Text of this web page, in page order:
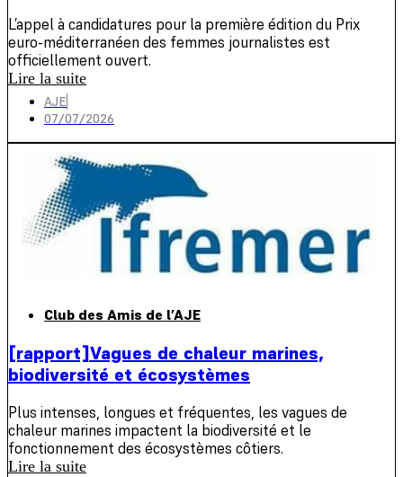
L’appel à candidatures pour la première édition du Prix
euro-méditerranéen des femmes journalistes est
officiellement ouvert.
Lire la suite
AJE
07/07/2026
Club des Amis de l’AJE
[rapport]Vagues de chaleur marines,
biodiversité et écosystèmes
Plus intenses, longues et fréquentes, les vagues de
chaleur marines impactent la biodiversité et le
fonctionnement des écosystèmes côtiers.
Lire la suite